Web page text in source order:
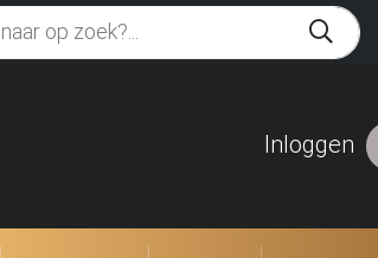
Inloggen